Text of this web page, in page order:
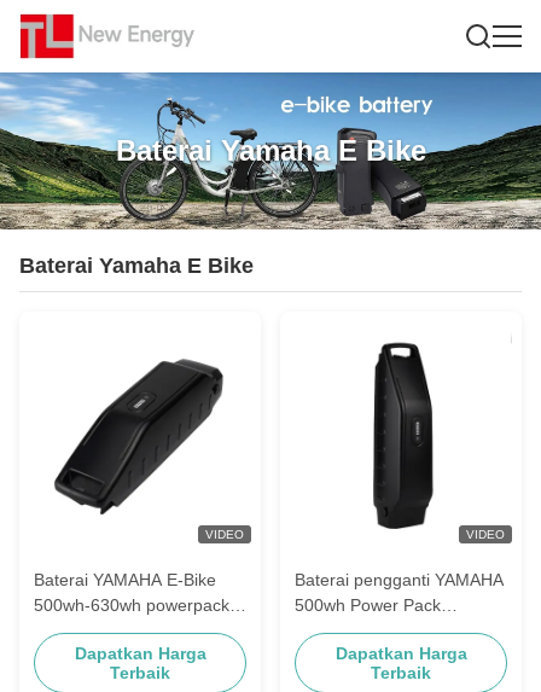
Baterai Yamaha E Bike
Baterai Yamaha E Bike
VIDEO
Baterai YAMAHA E-Bike
500wh-630wh powerpack
pengganti kompatibel
dengan Baterai E-Bike 36V
Panasonic
Dapatkan Harga
Terbaik
VIDEO
Baterai pengganti YAMAHA
500wh Power Pack
Kompatibel dengan
Panasonic 36V E-Bike
Baterai Pack Akku Fur
Dapatkan Harga
Terbaik